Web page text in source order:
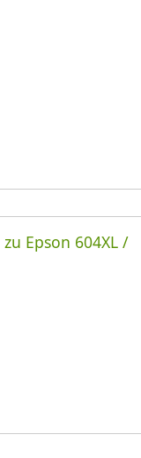
Epson 604XL /